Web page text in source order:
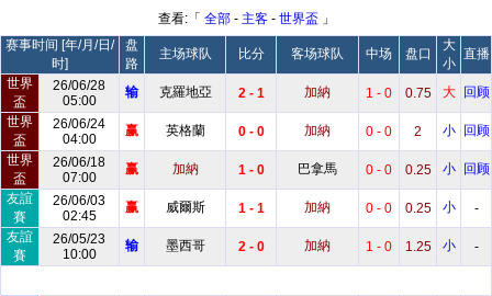
查看:「 全部- 主客- 世界盃 」
赛事时间 [年/月/日/
时]
盘
路
主场球队 比分 客场球队 中场 盘口
大
小
直播
世界
盃
26/06/28
05:00
输 克羅地亞 2 - 1 加納 1 - 0 0.75 大
回顾
世界
盃
26/06/24
04:00
赢 英格蘭 0 - 0 加納 0 - 0 2 小
回顾
世界
盃
26/06/18
07:00
赢 加納 1 - 0 巴拿馬 0 - 0 0.25 小
回顾
友誼
賽
26/06/03
02:45
赢 威爾斯 1 - 1 加納 0 - 0 0.25 小
-
友誼
賽
26/05/23
10:00
输 墨西哥 2 - 0 加納 1 - 0 1.25 小 -